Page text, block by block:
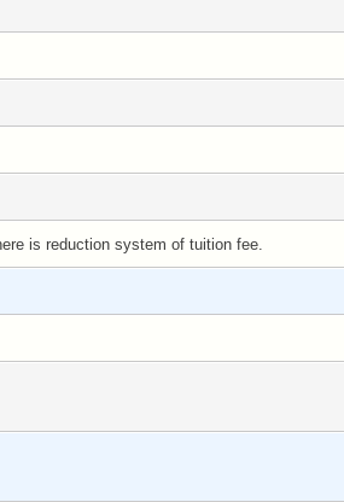
is reduction system of tuition fee.